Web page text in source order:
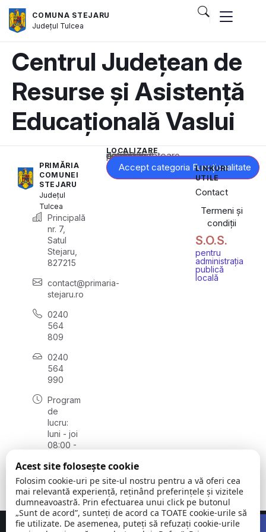
COMUNA STEJARU
Județul Tulcea
Centrul Județean de
Resurse și Asistență
Educațională Vaslui
PRIMĂRIA
COMUNEI
STEJARU
Județul
Tulcea
Principală
nr. 7,
Satul
Stejaru,
827215
contact@primaria-
stejaru.ro
0240
564
809
0240
564
990
Program
de
lucru:
luni - joi
08:00 -
vineri
08:00 -
14:00
LOCALIZARE
Acest conținut este blocat până când acceptați categoria corespunzătoare de cookie-uri.
Accept categoria Funcționalitate
LINKURI
UTILE
Contact
Termeni și
condiții
S.O.S.
pentru
administrația
publică
locală
Acest site folosește cookie
Folosim cookie-uri pe site-ul nostru pentru a vă oferi cea
mai relevantă experiență, reținând preferințele și vizitele
dumneavoastră. Prin efectuarea unui click pe butonul
„Sunt de acord”, sunteți de acord ca TOATE cookie-urile să
fie utilizate. De asemenea, puteți să refuzați cookie-urile